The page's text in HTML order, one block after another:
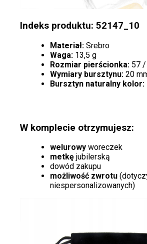
Indeks produktu: 52147_10
Materiał: Srebro
Waga: 13,5 g
Rozmiar pierścionka: 57 /
Wymiary bursztynu: 20
Bursztyn naturalny kolor:
W komplecie otrzymujesz:
welurowy woreczek
metkę jubilerską
dowód zakupu
możliwość zwrotu
niespersonalizowanych)